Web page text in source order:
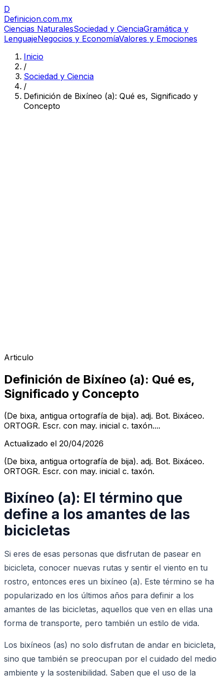
D
Definicion.com.mx
Ciencias NaturalesSociedad y CienciaGramática y
LenguajeNegocios y EconomíaValores y Emociones
Inicio
/
Sociedad y Ciencia
/
Definición de Bixíneo (a): Qué es, Significado y
Concepto
Articulo
Definición de Bixíneo (a): Qué es,
Significado y Concepto
(De bixa, antigua ortografía de bija). adj. Bot. Bixáceo.
ORTOGR. Escr. con may. inicial c. taxón....
Actualizado el 20/04/2026
(De bixa, antigua ortografía de bija). adj. Bot. Bixáceo.
ORTOGR. Escr. con may. inicial c. taxón.
Bixíneo (a): El término que
define a los amantes de las
bicicletas
Si eres de esas personas que disfrutan de pasear en
bicicleta, conocer nuevas rutas y sentir el viento en tu
rostro, entonces eres un bixíneo (a). Este término se ha
popularizado en los últimos años para definir a los
amantes de las bicicletas, aquellos que ven en ellas una
forma de transporte, pero también un estilo de vida.
Los bixíneos (as) no solo disfrutan de andar en bicicleta,
sino que también se preocupan por el cuidado del medio
ambiente y la sostenibilidad. Saben que el uso de la